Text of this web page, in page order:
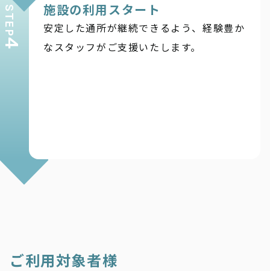
STEP
4
施設の利用スタート
安定した通所が継続できるよう、経験豊か
なスタッフがご支援いたします。
ご利用対象者様